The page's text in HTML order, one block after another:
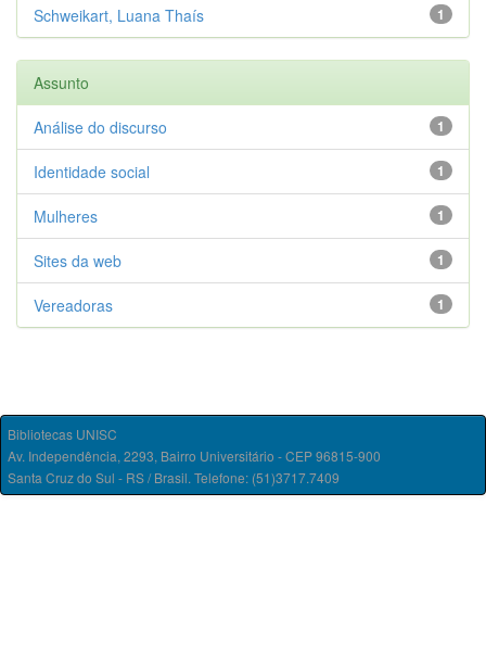
1
Schweikart, Luana Thaís
Assunto
1
Análise do discurso
1
Identidade social
1
Mulheres
1
Sites da web
1
Vereadoras
Bibliotecas UNISC
Av. Independência, 2293, Bairro Universitário - CEP 96815-900
Santa Cruz do Sul - RS / Brasil. Telefone: (51)3717.7409